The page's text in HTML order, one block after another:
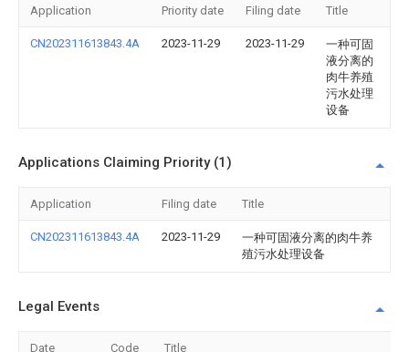
Application Priority date Filing date Title
CN202311613843.4A 2023-11-29 2023-11-29
一种可固
液分离的
肉牛养殖
污水处理
设备
Applications Claiming Priority (1)
Application Filing date Title
CN202311613843.4A 2023-11-29
一种可固液分离的肉牛养
殖污水处理设备
Legal Events
Date Code Title